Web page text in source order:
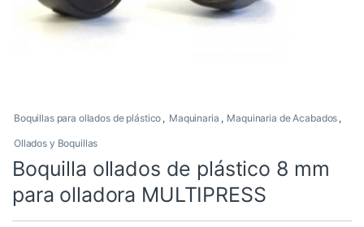
Boquillas para ollados de plástico , Maquinaria , Maquinaria de Acabados ,
Ollados y Boquillas
Boquilla ollados de plástico 8 mm
para olladora MULTIPRESS